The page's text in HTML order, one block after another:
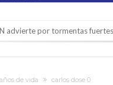
advierte por tormentas
de vida carlos dose 0